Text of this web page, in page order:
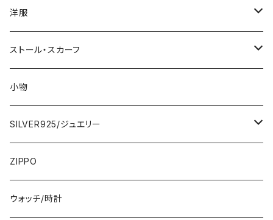
1000円
2000円
3000円
5000円
7000円
洋服
インポートワンピース
ロング・マキシ
ひざ・ミディ
トップス・カーディガン・アウター
カーディガン
イタリア製ジャケット
スカート・パンツ
ストール・スカーフ
大判ストール・ロングスカーフ
小さめスカーフ
コットンストール・スカーフ
冬物・マフラー
小物
SILVER925/ジュエリー
指輪・リング
ネックレス・ペンダントトップ
ZIPPO
ウォッチ/時計